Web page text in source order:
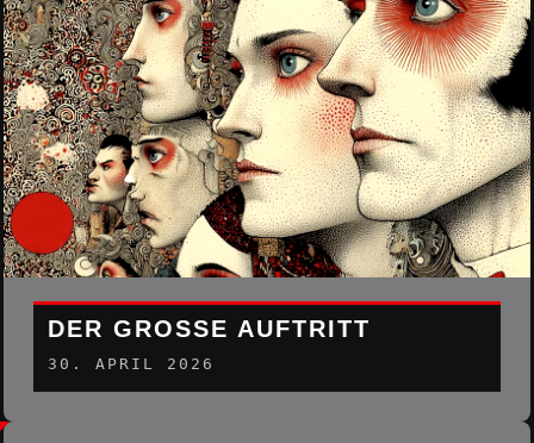
DER GROSSE AUFTRITT
30. APRIL 2026